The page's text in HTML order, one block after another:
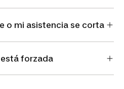
o mi asistencia se corta
forzada